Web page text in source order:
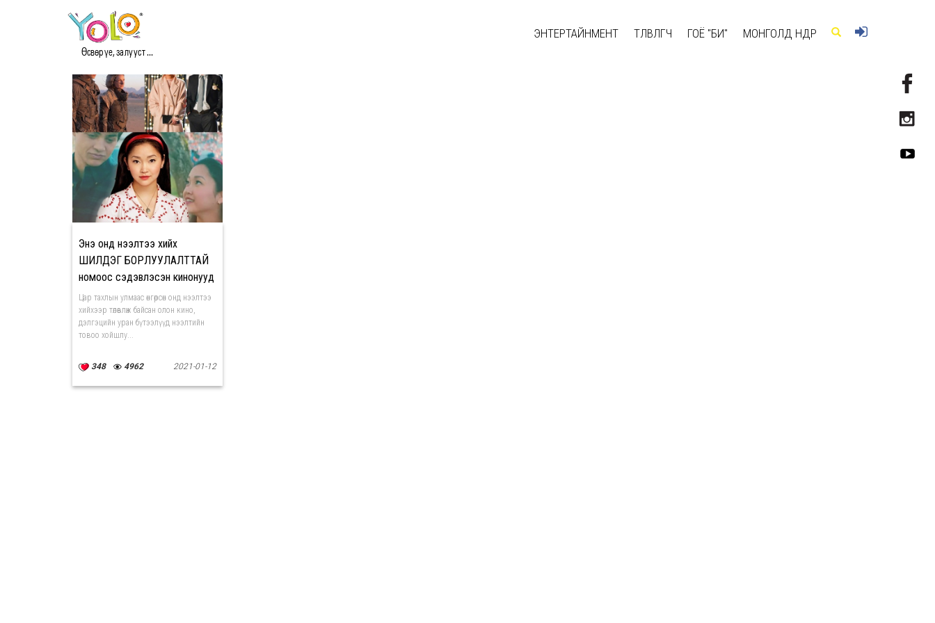
Өсвөр үе, залууст ...
ЭНТЕРТАЙНМЕНТ ТӨЛӨВЛӨГЧ ГОЁ "БИ" МОНГОЛД ӨНӨӨДӨР
#BEST SELLER МЭДЭЭ
Энэ онд нээлтээ хийх
ШИЛДЭГ БОРЛУУЛАЛТТАЙ
номоос сэдэвлэсэн кинонууд
Цар тахлын улмаас өнгөрсөн онд нээлтээ
хийхээр төлөвлөж байсан олон кино,
дэлгэцийн уран бүтээлүүд нээлтийн
товоо хойшлу...
348 4962 2021-01-12